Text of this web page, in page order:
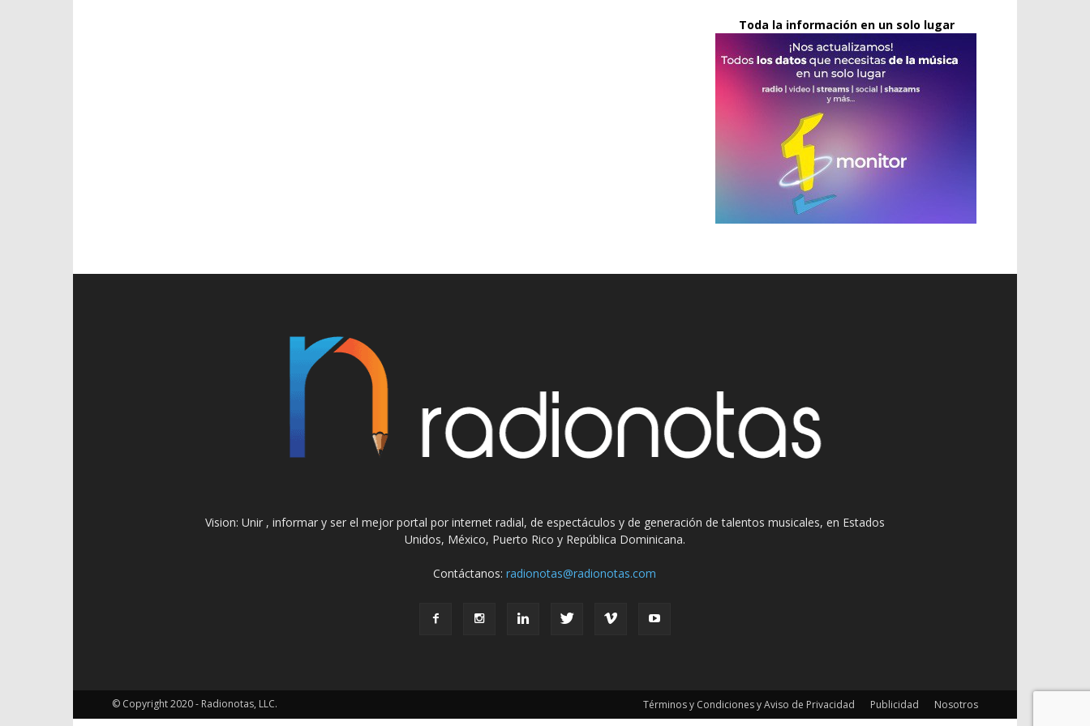
Toda la información en un solo lugar
Vision: Unir , informar y ser el mejor portal por internet radial, de espectáculos y de generación de talentos musicales, en Estados
Unidos, México, Puerto Rico y República Dominicana.
Contáctanos:radionotas@radionotas.com
Términos y Condiciones y Aviso de Privacidad Publicidad Nosotros
© Copyright 2020 - Radionotas, LLC.